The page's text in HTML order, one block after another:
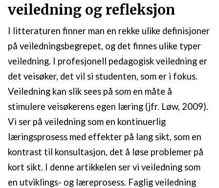
veiledning og refleksjon
I litteraturen finner man en rekke ulike definisjoner
på veiledningsbegrepet, og det finnes ulike typer
veiledning. I profesjonell pedagogisk veiledning er
det veisøker, det vil si studenten, som er i fokus.
Veiledning kan slik sees på som en måte å
stimulere veisøkerens egen læring (jfr. Løw, 2009).
Vi ser på veiledning som en kontinuerlig
læringsprosess med effekter på lang sikt, som en
kontrast til konsultasjon, det å løse problemer på
kort sikt. I denne artikkelen ser vi veiledning som
en utviklings- og læreprosess. Faglig veiledning